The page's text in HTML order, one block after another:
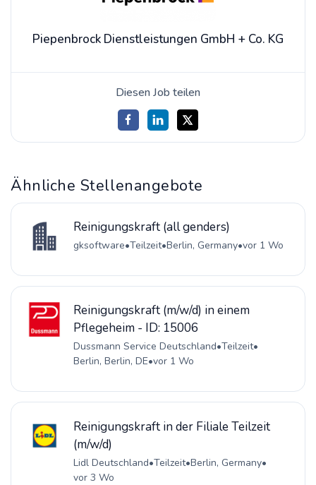
Piepenbrock Dienstleistungen GmbH + Co. KG
Diesen Job teilen
Ähnliche Stellenangebote
Reinigungskraft (all genders)
gksoftware•Teilzeit•Berlin, Germany•vor 1 Wo
Reinigungskraft (m/w/d) in einem
Pflegeheim - ID: 15006
Dussmann Service Deutschland•Teilzeit•
Berlin, Berlin, DE•vor 1 Wo
Reinigungskraft in der Filiale Teilzeit
(m/w/d)
Lidl Deutschland•Teilzeit•Berlin, Germany•
vor 3 Wo